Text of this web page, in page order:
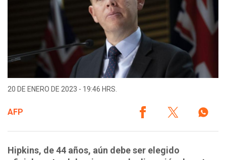
20 DE ENERO DE 2023 - 19:46 HRS.
AFP
Hipkins, de 44 años, aún debe ser elegido